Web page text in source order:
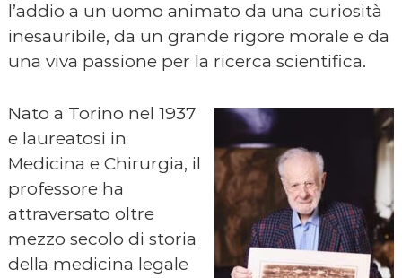
l’addio a un uomo animato da una curiosità
inesauribile, da un grande rigore morale e da
una viva passione per la ricerca scientifica.
Nato a Torino nel 1937
e laureatosi in
Medicina e Chirurgia, il
professore ha
attraversato oltre
mezzo secolo di storia
della medicina legale